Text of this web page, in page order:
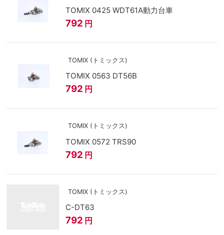
TOMIX 0425 WDT61A動力台車
792 円
TOMIX (トミックス)
TOMIX 0563 DT56B
792 円
TOMIX (トミックス)
TOMIX 0572 TRS90
792 円
TOMIX (トミックス)
C-DT63
792 円